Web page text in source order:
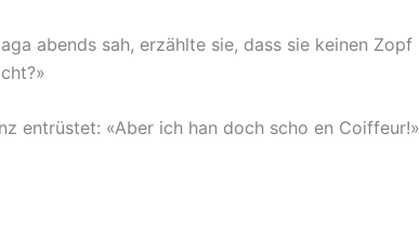
abends sah, erzählte sie, dass sie keinen
entrüstet: «Aber ich han doch scho en Coiffeur!»